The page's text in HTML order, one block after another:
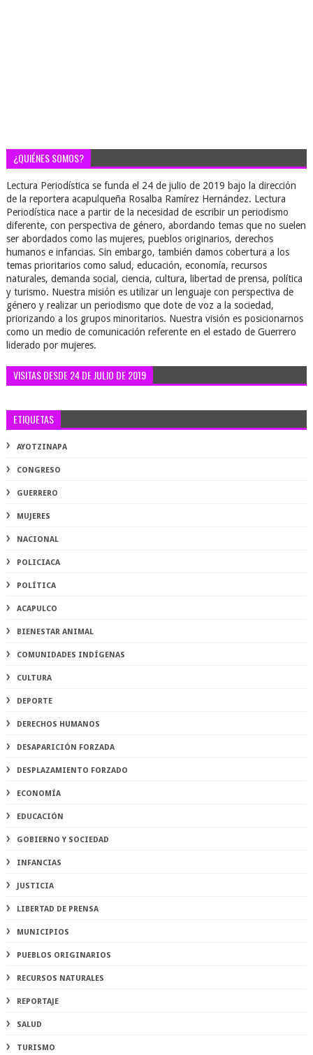
¿QUIÉNES SOMOS?
Lectura Periodística se funda el 24 de julio de 2019 bajo la dirección
de la reportera acapulqueña Rosalba Ramírez Hernández. Lectura
Periodística nace a partir de la necesidad de escribir un periodismo
diferente, con perspectiva de género, abordando temas que no suelen
ser abordados como las mujeres, pueblos originarios, derechos
humanos e infancias. Sin embargo, también damos cobertura a los
temas prioritarios como salud, educación, economía, recursos
naturales, demanda social, ciencia, cultura, libertad de prensa, política
y turismo. Nuestra misión es utilizar un lenguaje con perspectiva de
género y realizar un periodismo que dote de voz a la sociedad,
priorizando a los grupos minoritarios. Nuestra visión es posicionarnos
como un medio de comunicación referente en el estado de Guerrero
liderado por mujeres.
VISITAS DESDE 24 DE JULIO DE 2019
ETIQUETAS
AYOTZINAPA
CONGRESO
GUERRERO
MUJERES
NACIONAL
POLICIACA
POLÍTICA
ACAPULCO
BIENESTAR ANIMAL
COMUNIDADES INDÍGENAS
CULTURA
DEPORTE
DERECHOS HUMANOS
DESAPARICIÓN FORZADA
DESPLAZAMIENTO FORZADO
ECONOMÍA
EDUCACIÓN
GOBIERNO Y SOCIEDAD
INFANCIAS
JUSTICIA
LIBERTAD DE PRENSA
MUNICIPIOS
PUEBLOS ORIGINARIOS
RECURSOS NATURALES
REPORTAJE
SALUD
TURISMO